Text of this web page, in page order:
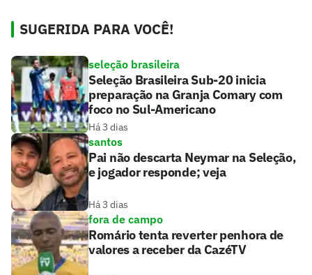
SUGERIDA PARA VOCÊ!
seleção brasileira
Seleção Brasileira Sub-20 inicia
preparação na Granja Comary com
foco no Sul-Americano
Há 3 dias
santos
Pai não descarta Neymar na Seleção,
e jogador responde; veja
Há 3 dias
fora de campo
Romário tenta reverter penhora de
valores a receber da CazéTV